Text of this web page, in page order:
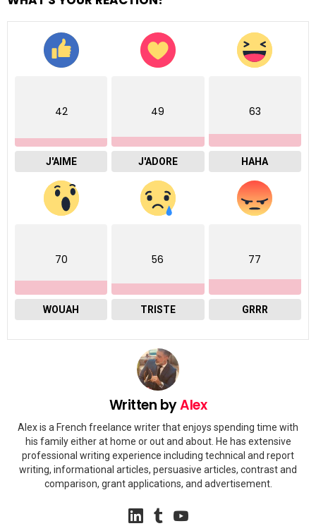
42
J'AIME
49
J'ADORE
63
HAHA
70
WOUAH
56
TRISTE
77
GRRR
Written byAlex
Alex is a French freelance writer that enjoys spending time with
his family either at home or out and about. He has extensive
professional writing experience including technical and report
writing, informational articles, persuasive articles, contrast and
comparison, grant applications, and advertisement.
linkedin